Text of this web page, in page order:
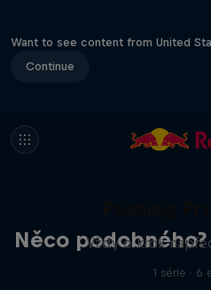
Want to see content from United
Continue
Něco podobného?
Vždy o krok
1 série · 6